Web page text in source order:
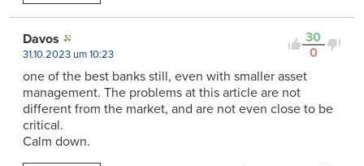
30
0
Davos
31.10.2023 um 10:23
one of the best banks still, even with smaller asset
management. The problems at this article are not
different from the market, and are not even close to be
critical.
Calm down.